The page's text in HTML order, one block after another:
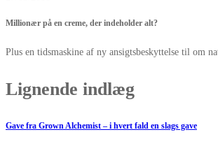
Millionær på en creme, der indeholder alt?
Plus en tidsmaskine af ny ansigtsbeskyttelse til om
Lignende indlæg
Gave fra Grown Alchemist – i hvert fald en slags gave